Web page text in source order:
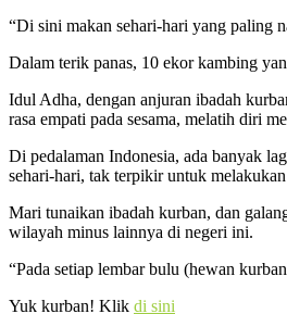
“Di sini makan sehari-hari yang paling
Dalam terik panas, 10 ekor kambing
Idul Adha, dengan anjuran ibadah
rasa empati pada sesama, melatih diri
Di pedalaman Indonesia, ada banyak
sehari-hari, tak terpikir untuk
Mari tunaikan ibadah kurban, dan
wilayah minus lainnya di negeri ini.
“Pada setiap lembar bulu (hewan
Yuk kurban! Klik di sini